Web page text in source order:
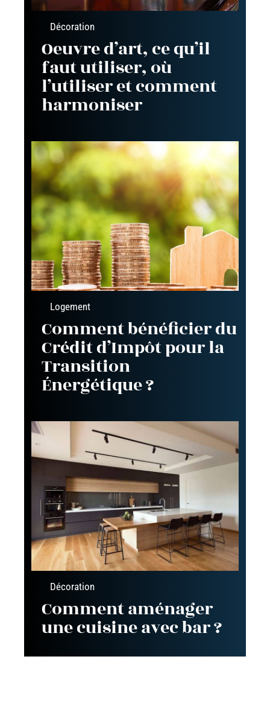
Décoration
Oeuvre d’art, ce qu’il
faut utiliser, où
l’utiliser et comment
harmoniser
Logement
Comment bénéficier du
Crédit d’Impôt pour la
Transition
Énergétique ?
Décoration
Comment aménager
une cuisine avec bar ?